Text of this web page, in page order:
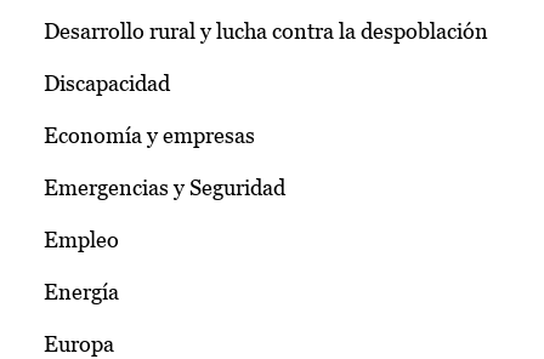
Desarrollo rural y lucha contra la despoblación
Discapacidad
Economía y empresas
Emergencias y Seguridad
Empleo
Energía
Europa